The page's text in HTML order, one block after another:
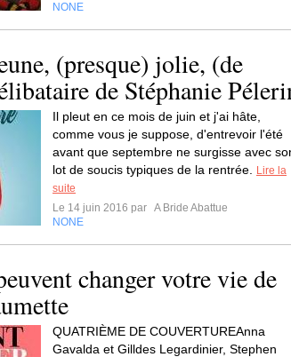
NONE
(presque) jolie, (de
de Stéphanie
Il pleut en ce mois de juin et j'ai hâte,
comme vous je suppose, d'entrevoir l'été
avant que septembre ne surgisse avec
lot de soucis typiques de la rentrée.
Lire la
suite
Le 14 juin 2016 par A Bride Abattue
NONE
changer votre vie de
QUATRIÈME DE COUVERTUREAnna
Gavalda et Gilldes Legardinier, Stephen